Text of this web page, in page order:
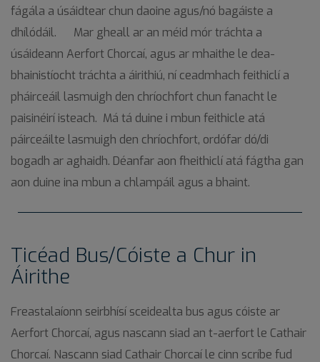
fágála a úsáidtear chun daoine agus/nó bagáiste a
dhílódáil. Mar gheall ar an méid mór tráchta a
úsáideann Aerfort Chorcaí, agus ar mhaithe le dea-
bhainistíocht tráchta a áirithiú, ní ceadmhach feithiclí a
pháirceáil lasmuigh den chríochfort chun fanacht le
paisinéirí isteach. Má tá duine i mbun feithicle atá
páirceáilte lasmuigh den chríochfort, ordófar dó/di
bogadh ar aghaidh. Déanfar aon fheithiclí atá fágtha gan
aon duine ina mbun a chlampáil agus a bhaint.
Ticéad Bus/Cóiste a Chur in
Áirithe
Freastalaíonn seirbhísí sceidealta bus agus cóiste ar
Aerfort Chorcaí, agus nascann siad an t-aerfort le Cathair
Chorcaí. Nascann siad Cathair Chorcaí le cinn scríbe fud